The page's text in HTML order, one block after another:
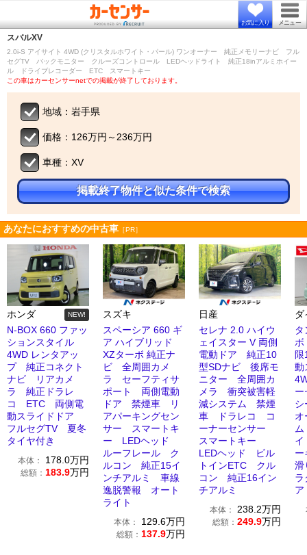
お気に入り メニュー
スバルXV
2.0i-S アイサイト 4WD (クリスタルホワイト・パール) ワンオーナー 純正メモリーナビ フル
セグTV バックモニター クルーズコントロール LEDヘッドライト 純正18inアルミホイー
ル ドライブレコーダー ETC スマートキー
この車はカーセンサーnetでの掲載が終了しております。
地域：岩手県
価格：126万円～236万円
車種：XV
掲載終了物件と似た条件で検索
あなたにおすすめの中古車 ［PR］
ホンダ NEW!
N-BOX 660 ファッ
ションスタイル
4WD レンタアッ
プ 純正コネクト
ナビ リアカメ
ラ 純正ドラレ
コ ETC 両側電
動スライドドア
フルセグTV 夏冬
タイヤ付き
本体： 178.0万円
総額： 183.9万円
スズキ
スペーシア 660 ギ
ア ハイブリッド
XZターボ 純正ナ
ビ 全周囲カメ
ラ セーフティサ
ポート 両側電動
ドア 禁煙車 リ
アパーキングセン
サー スマートキ
ー LEDヘッド
ルーフレール ク
ルコン 純正15イ
ンチアルミ 車線
逸脱警報 オート
ライト
本体： 129.6万円
総額： 137.9万円
日産
セレナ 2.0 ハイウ
ェイスター V 両側
電動ドア 純正10
型SDナビ 後席モ
ニター 全周囲カ
メラ 衝突被害軽
減システム 禁煙
車 ドラレコ コ
ーナーセンサー
スマートキー
LEDヘッド ビル
トインETC クル
コン 純正16イン
チアルミ
本体： 238.2万円
総額： 249.9万円
ボ
オ
滑
ラ
ア